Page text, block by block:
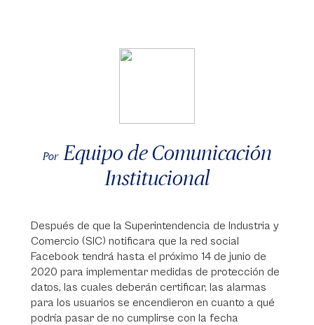
Por Equipo de Comunicación
Institucional
Después de que la Superintendencia de Industria y
Comercio (SIC) notificara que la red social
Facebook tendrá hasta el próximo 14 de junio de
2020 para implementar medidas de protección de
datos, las cuales deberán certificar, las alarmas
para los usuarios se encendieron en cuanto a qué
podría pasar de no cumplirse con la fecha